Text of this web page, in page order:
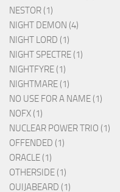
NESTOR (1)
NIGHT DEMON (4)
NIGHT LORD (1)
NIGHT SPECTRE (1)
NIGHTFYRE (1)
NIGHTMARE (1)
NO USE FOR A NAME (1)
NOFX (1)
NUCLEAR POWER TRIO (1)
OFFENDED (1)
ORACLE (1)
OTHERSIDE (1)
OUIJABEARD (1)